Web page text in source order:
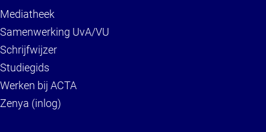
Mediatheek
Samenwerking UvA/VU
Schrijfwijzer
Studiegids
Werken bij ACTA
Zenya (inlog)